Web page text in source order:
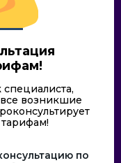
возникшие
по